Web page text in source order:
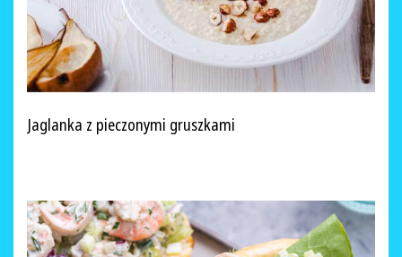
Jaglanka z pieczonymi gruszkami